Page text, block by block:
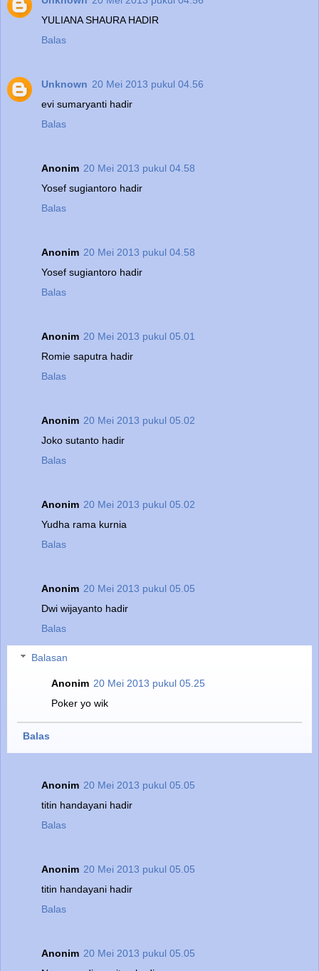
YULIANA SHAURA HADIR
Balas
Unknown 20 Mei 2013 pukul 04.56
evi sumaryanti hadir
Balas
Anonim 20 Mei 2013 pukul 04.58
Yosef sugiantoro hadir
Balas
Anonim 20 Mei 2013 pukul 04.58
Yosef sugiantoro hadir
Balas
Anonim 20 Mei 2013 pukul 05.01
Romie saputra hadir
Balas
Anonim 20 Mei 2013 pukul 05.02
Joko sutanto hadir
Balas
Anonim 20 Mei 2013 pukul 05.02
Yudha rama kurnia
Balas
Anonim 20 Mei 2013 pukul 05.05
Dwi wijayanto hadir
Balas
Balasan
Anonim 20 Mei 2013 pukul 05.25
Poker yo wik
Balas
Anonim 20 Mei 2013 pukul 05.05
titin handayani hadir
Balas
Anonim 20 Mei 2013 pukul 05.05
titin handayani hadir
Balas
Anonim 20 Mei 2013 pukul 05.05